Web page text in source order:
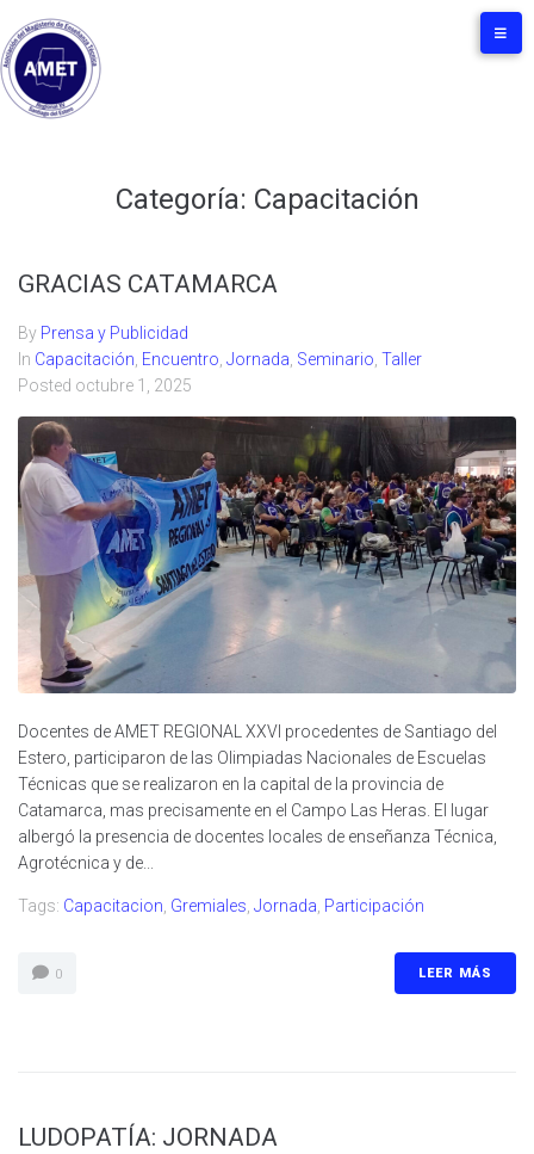
Categoría: Capacitación
GRACIAS CATAMARCA
By Prensa y Publicidad
In Capacitación Encuentro Jornada Seminario Taller
Posted octubre 1, 2025
Docentes de AMET REGIONAL XXVI procedentes de Santiago del
Estero, participaron de las Olimpiadas Nacionales de Escuelas
Técnicas que se realizaron en la capital de la provincia de
Catamarca, mas precisamente en el Campo Las Heras. El lugar
albergó la presencia de docentes locales de enseñanza Técnica,
Agrotécnica y de...
Tags: Capacitacion, Gremiales, Jornada, Participación
0 LEER MÁS
LUDOPATÍA: JORNADA